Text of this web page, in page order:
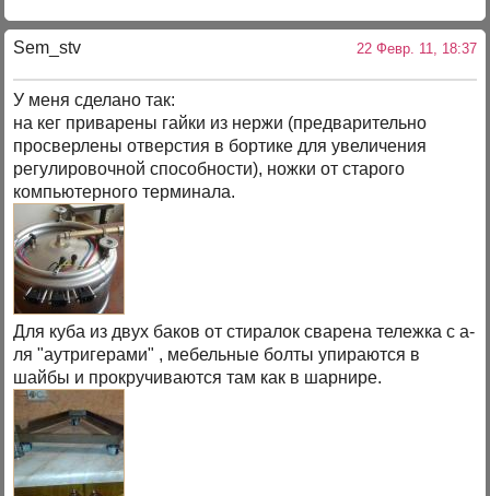
Sem_stv 22 Февр. 11, 18:37
У меня сделано так:
на кег приварены гайки из нержи (предварительно
просверлены отверстия в бортике для увеличения
регулировочной способности), ножки от старого
компьютерного терминала.
Для куба из двух баков от стиралок сварена тележка с а-
ля "аутригерами" , мебельные болты упираются в
шайбы и прокручиваются там как в шарнире.